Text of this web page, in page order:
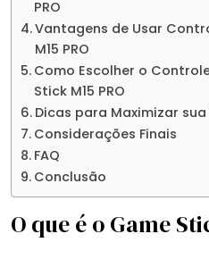
PRO
Vantagens de Usar
M15 PRO
Como Escolher o
Stick M15 PRO
Dicas para Maximizar
Considerações Finais
FAQ
Conclusão
O que é o Game